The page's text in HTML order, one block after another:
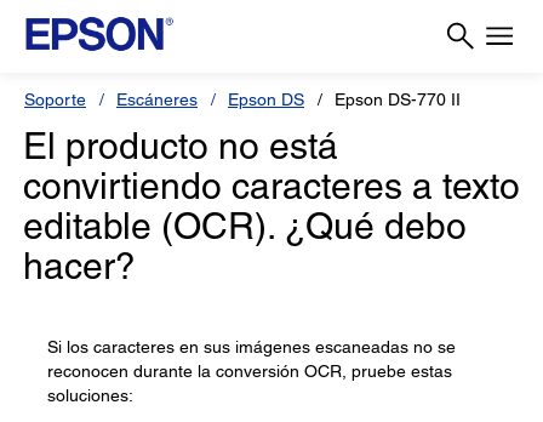
Soporte Escáneres Epson DS Epson DS-770 II
El producto no está
convirtiendo caracteres a texto
editable (OCR). ¿Qué debo
hacer?
Si los caracteres en sus imágenes escaneadas no se
reconocen durante la conversión OCR, pruebe estas
soluciones: